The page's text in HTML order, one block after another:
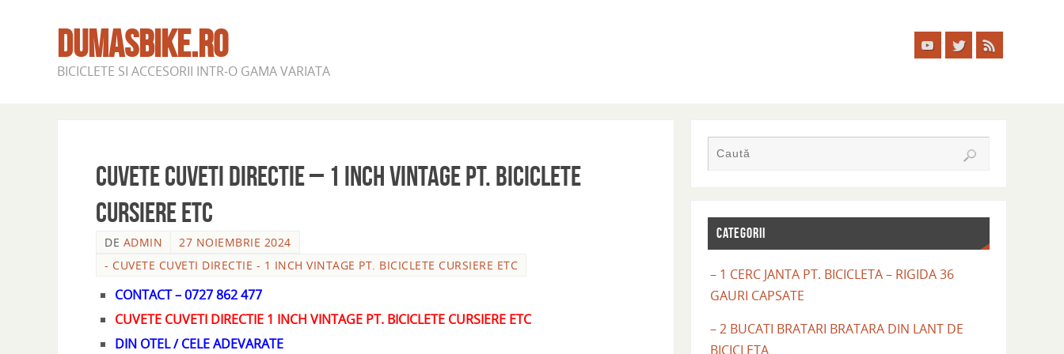
DUMASBIKE.RO
BICICLETE SI ACCESORII INTR-O GAMA VARIATA
CUVETE CUVETI DIRECTIE – 1 INCH VINTAGE PT. BICICLETE
CURSIERE ETC
DE ADMIN
27 NOIEMBRIE 2024
- CUVETE CUVETI DIRECTIE - 1 INCH VINTAGE PT. BICICLETE CURSIERE ETC
CONTACT – 0727 862 477
CUVETE CUVETI DIRECTIE 1 INCH VINTAGE PT. BICICLETE CURSIERE ETC
DIN OTEL / CELE ADEVARATE
CATEGORII
– 1 CERC JANTA PT. BICICLETA – RIGIDA 36
GAURI CAPSATE
– 2 BUCATI BRATARI BRATARA DIN LANT DE
BICICLETA